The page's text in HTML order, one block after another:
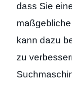
dass Sie
kann dazu
zu